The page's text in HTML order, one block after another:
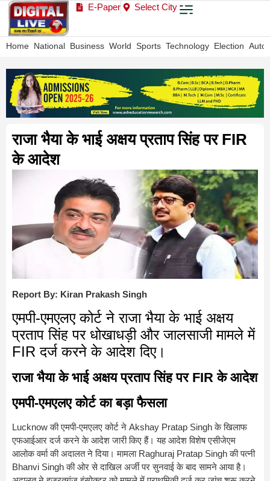
E-Paper Select City
Home National Business World Sports Technology Election Auto
राजा भैया के भाई अक्षय प्रताप सिंह पर FIR
के आदेश
Report By: Kiran Prakash Singh
एमपी-एमएलए कोर्ट ने राजा भैया के भाई अक्षय
प्रताप सिंह पर धोखाधड़ी और जालसाजी मामले में
FIR दर्ज करने के आदेश दिए।
राजा भैया के भाई अक्षय प्रताप सिंह पर FIR के आदेश
एमपी-एमएलए कोर्ट का बड़ा फैसला
Lucknowकी एमपी-एमएलए कोर्ट ने Akshay Pratap Singhके खिलाफ
एफआईआर दर्ज करने के आदेश जारी किए हैं। यह आदेश विशेष एसीजेएम
आलोक वर्मा की अदालत ने दिया। मामला Raghuraj Pratap Singhकी पत्नी
Bhanvi Singhकी ओर से दाखिल अर्जी पर सुनवाई के बाद सामने आया है।